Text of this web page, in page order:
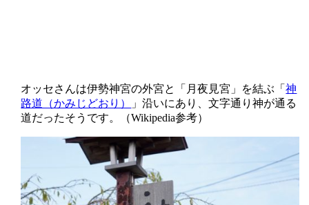
オッセさんは伊勢神宮の外宮と「月夜見宮」を結ぶ「神
路道（かみじどおり）
」沿いにあり、文字通り神が通る
道だったそうです。（Wikipedia参考）